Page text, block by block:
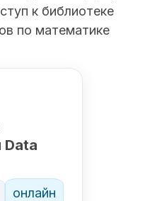
к библиотеке
по математике
онлайн